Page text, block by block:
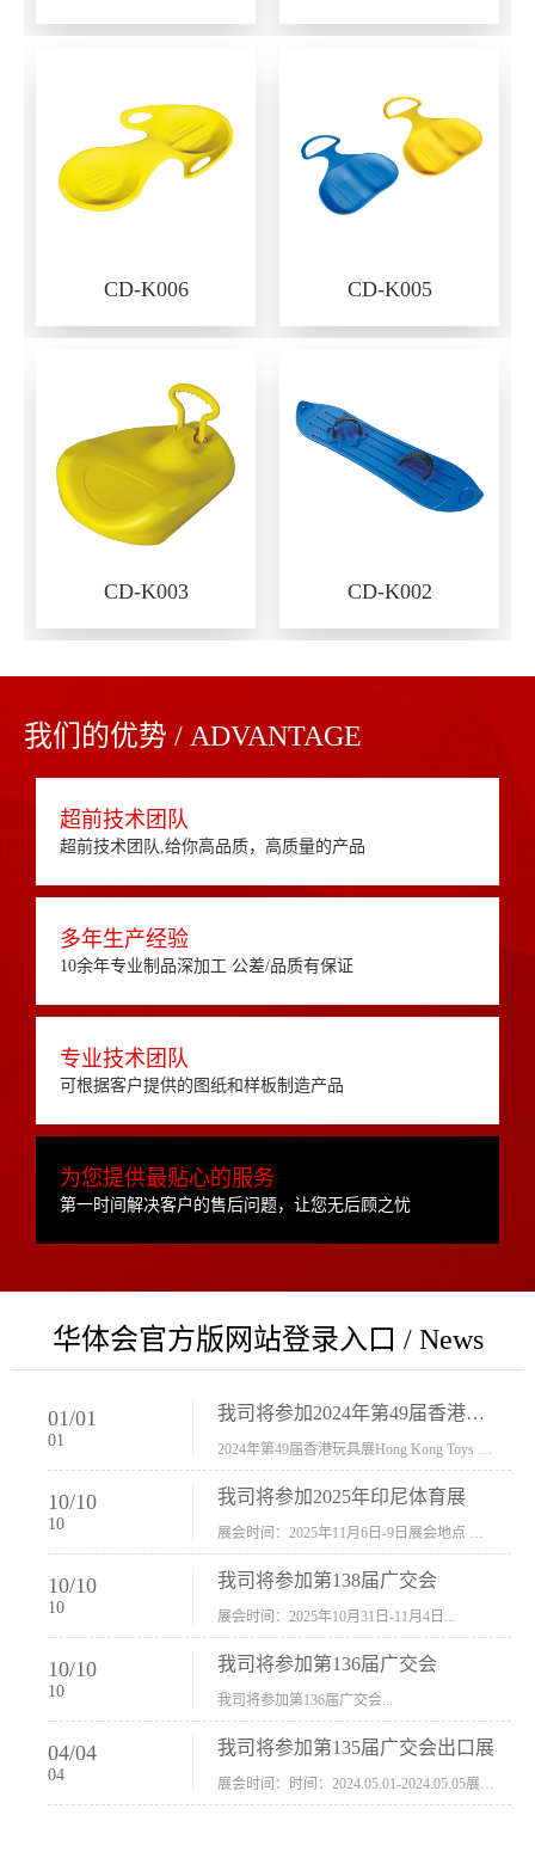
CD-K006 CD-K005
CD-K003 CD-K002
我们的优势 / ADVANTAGE
超前技术团队
超前技术团队,给你高品质，高质量的产品
多年生产经验
10余年专业制品深加工 公差/品质有保证
专业技术团队
可根据客户提供的图纸和样板制造产品
为您提供最贴心的服务
第一时间解决客户的售后问题，让您无后顾之忧
华体会官方版网站登录入口 / News
01/01
01
我司将参加2024年第49届香港玩具展Hong Kong Toys & Games Fair 欢迎新···
10/10
10
我司将参加2025年印尼体育展
10/10
10
我司将参加第138届广交会
展会时间：2025年10月31日-11月4日...
10/10
10
我司将参加第136届广交会
我司将参加第136届广交会...
04/04
04
我司将参加第135届广交会出口展
展会时间：时间：2024.05.01-2024.05.05展会地址：中国进出口商品交易会展馆福建康莱宝公司展位号12.1G37-38、H11-12，浙江康莱宝展位号17.1B23-24、C19-20...